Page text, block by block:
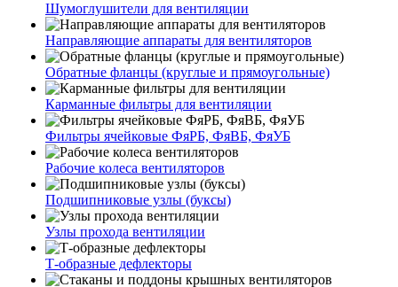
Шумоглушители для вентиляции
Направляющие аппараты для вентиляторов
Обратные фланцы (круглые и прямоугольные)
Карманные фильтры для вентиляции
Фильтры ячейковые ФяРБ, ФяВБ, ФяУБ
Рабочие колеса вентиляторов
Подшипниковые узлы (буксы)
Узлы прохода вентиляции
Т-образные дефлекторы